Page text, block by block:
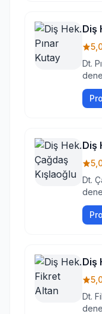
Diş
Dt.
Diş
Dt.
Diş
Dt.